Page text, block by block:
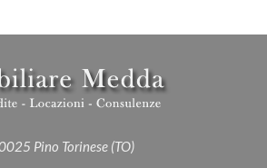
Pino Torinese (TO)